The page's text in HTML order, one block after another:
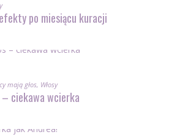
po miesiącu kuracji
mają głos Włosy
– ciekawa wcierka